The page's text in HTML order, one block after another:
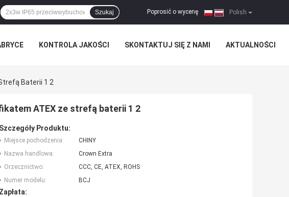
Polish
Poprosić o wycenę |
Szukaj
KONTROLA JAKOŚCI SKONTAKTUJ SIĘ Z NAMI AKTUALNOŚCI
Baterii 1 2
ATEX ze strefą baterii 1 2
Szczegóły Produktu:
Miejsce pochodzenia:
CHINY
Nazwa handlowa:
Crown Extra
Orzecznictwo:
CCC, CE, ATEX, ROHS
Numer modelu:
BCJ
Zapłata: